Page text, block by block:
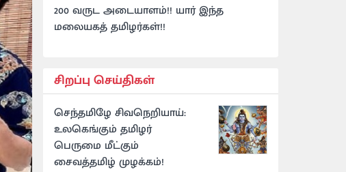
200 வருட அடையாளம்!! யார் இந்த
மலையகத் தமிழர்கள்!!
சிறப்பு செய்திகள்
செந்தமிழே சிவநெறியாய்:
உலகெங்கும் தமிழர்
பெருமை மீட்கும்
சைவத்தமிழ் முழக்கம்!